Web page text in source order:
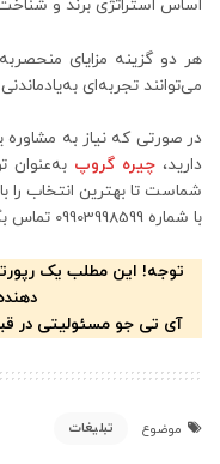
اساس استراتژی برند و
هر دو گزینه مزایای
می‌توانند تجربه‌ای
در صورتی که نیاز به
دارید، چیره گروپ به‌عنوان
شماست تا بهترین انتخاب را
با شماره 09903998599 تماس بگیرید.
توجه! این مطلب یک
آی تی جو مسئولیتی در
موضوع تبلیغات